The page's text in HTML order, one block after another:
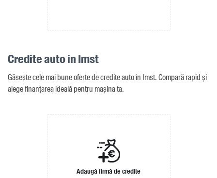
Credite auto in Imst
Găsește cele mai bune oferte de credite auto în Imst. Compară rapid și
alege finanțarea ideală pentru mașina ta.
Adaugă firmă de credite